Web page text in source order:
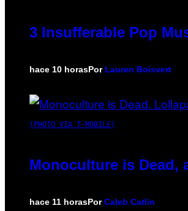
3 Insufferable Pop
hace 10 horasPor Lauren Boisvert
(PHOTO VIA T-MOBILE)
Monoculture is Dead,
hace 11 horasPorCaleb Catlin